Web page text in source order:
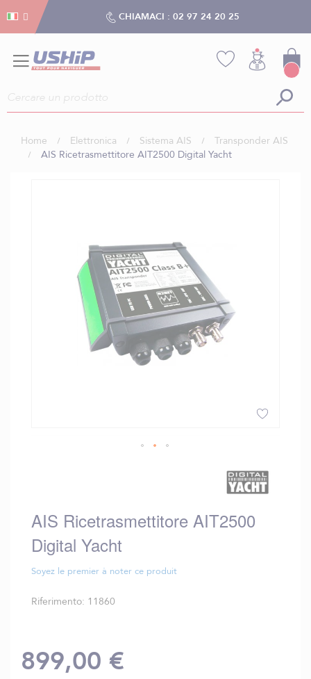
CHIAMACI : 02 97 24 20 25
Home Elettronica Sistema AIS
Transponder AIS
AIS Ricetrasmettitore AIT2500 Digital Yacht
di
immagini
AIS Ricetrasmettitore AIT2500
Digital Yacht
Soyez le premier à noter ce produit
Riferimento 11860
899,00 €
Gestion dei cookies
Gestion dei cookies